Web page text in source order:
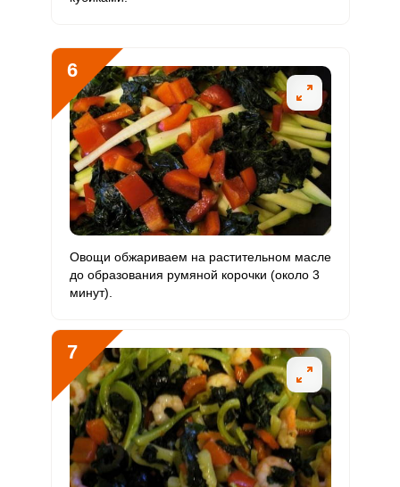
Ванадий
Молибден 46.8 мкг 70 мкг 5.6 22.3
6
Овощи обжариваем на растительном масле
до образования румяной корочки (около 3
минут).
7